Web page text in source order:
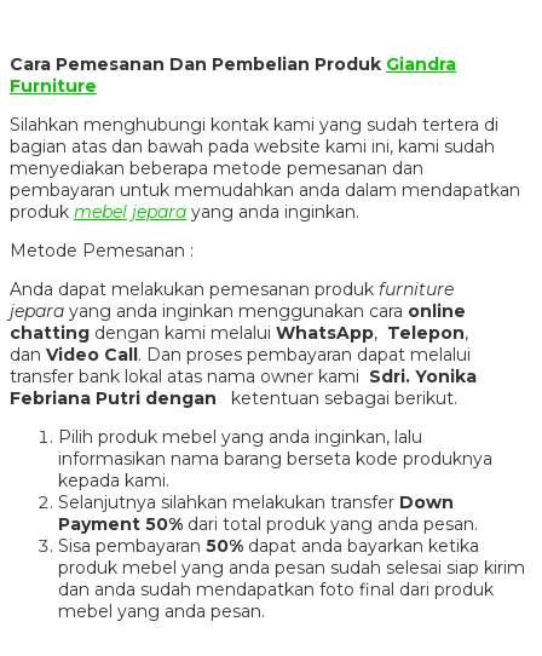
Cara Pemesanan Dan Pembelian Produk Giandra
Furniture
Silahkan menghubungi kontak kami yang sudah tertera di
bagian atas dan bawah pada website kami ini, kami sudah
menyediakan beberapa metode pemesanan dan
pembayaran untuk memudahkan anda dalam mendapatkan
produk mebel jepara yang anda inginkan.
Metode Pemesanan :
Anda dapat melakukan pemesanan produk furniture
jepara yang anda inginkan menggunakan cara online
chatting dengan kami melalui WhatsApp, Telepon,
dan Video Call . Dan proses pembayaran dapat melalui
transfer bank lokal atas nama owner kami Sdri. Yonika
Febriana Putri dengan
ketentuan sebagai berikut.
Pilih produk mebel yang anda inginkan, lalu
informasikan nama barang berseta kode produknya
kepada kami.
Selanjutnya silahkan melakukan transfer Down
Payment 50% dari total produk yang anda pesan.
Sisa pembayaran 50% dapat anda bayarkan ketika
produk mebel yang anda pesan sudah selesai siap kirim
dan anda sudah mendapatkan foto final dari produk
mebel yang anda pesan.